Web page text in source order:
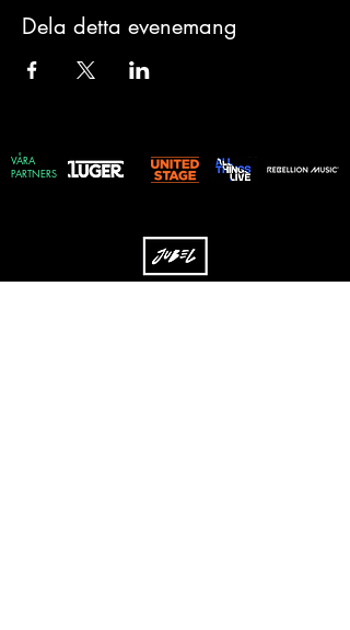
Dela detta evenemang
VÅRA
PARTNERS